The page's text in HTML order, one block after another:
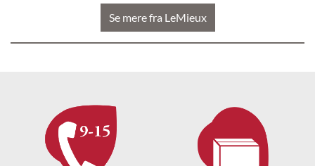
Se mere fra LeMieux